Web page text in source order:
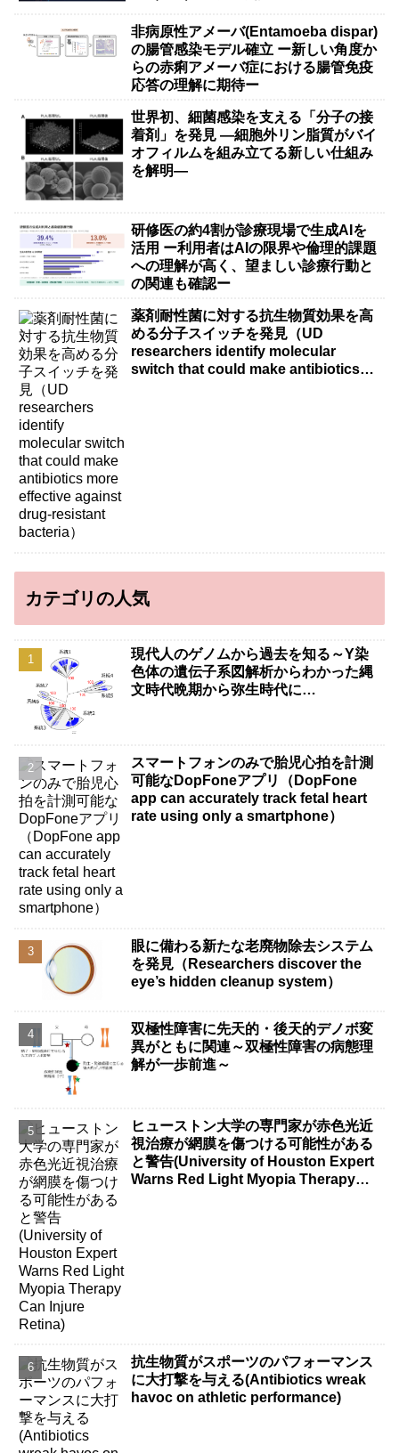
非病原性アメーバ(Entamoeba dispar)
の腸管感染モデル確立 ー新しい角度か
らの赤痢アメーバ症における腸管免疫
応答の理解に期待ー
世界初、細菌感染を支える「分子の接
着剤」を発見 ―細胞外リン脂質がバイ
オフィルムを組み立てる新しい仕組み
を解明―
研修医の約4割が診療現場で生成AIを
活用 ー利用者はAIの限界や倫理的課題
への理解が高く、望ましい診療行動と
の関連も確認ー
薬剤耐性菌に対する抗生物質効果を高
める分子スイッチを発見（UD
researchers identify molecular
switch that could make antibiotics
カテゴリの人気
現代人のゲノムから過去を知る～Y染
色体の遺伝子系図解析からわかった縄
文時代晩期から弥生時代に…
スマートフォンのみで胎児心拍を計測
可能なDopFoneアプリ（DopFone
app can accurately track fetal heart
rate using only a smartphone）
眼に備わる新たな老廃物除去システム
を発見（Researchers discover the
eye’s hidden cleanup system）
双極性障害に先天的・後天的デノボ変
異がともに関連～双極性障害の病態理
解が一歩前進～
ヒューストン大学の専門家が赤色光近
視治療が網膜を傷つける可能性がある
と警告(University of Houston Expert
Warns Red Light Myopia Therapy
抗生物質がスポーツのパフォーマンス
に大打撃を与える(Antibiotics wreak
havoc on athletic performance)